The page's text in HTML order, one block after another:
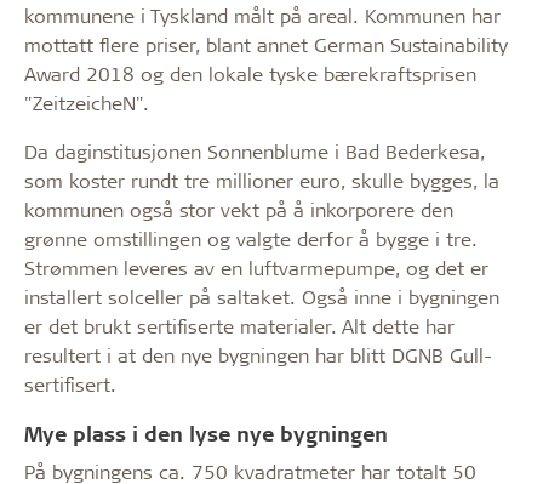
kommunene i Tyskland målt på areal. Kommunen har
mottatt flere priser, blant annet German Sustainability
Award 2018 og den lokale tyske bærekraftsprisen
"ZeitzeicheN".
Da daginstitusjonen Sonnenblume i Bad Bederkesa,
som koster rundt tre millioner euro, skulle bygges, la
kommunen også stor vekt på å inkorporere den
grønne omstillingen og valgte derfor å bygge i tre.
Strømmen leveres av en luftvarmepumpe, og det er
installert solceller på saltaket. Også inne i bygningen
er det brukt sertifiserte materialer. Alt dette har
resultert i at den nye bygningen har blitt DGNB Gull-
sertifisert.
Mye plass i den lyse nye bygningen
På bygningens ca. 750 kvadratmeter har totalt 50